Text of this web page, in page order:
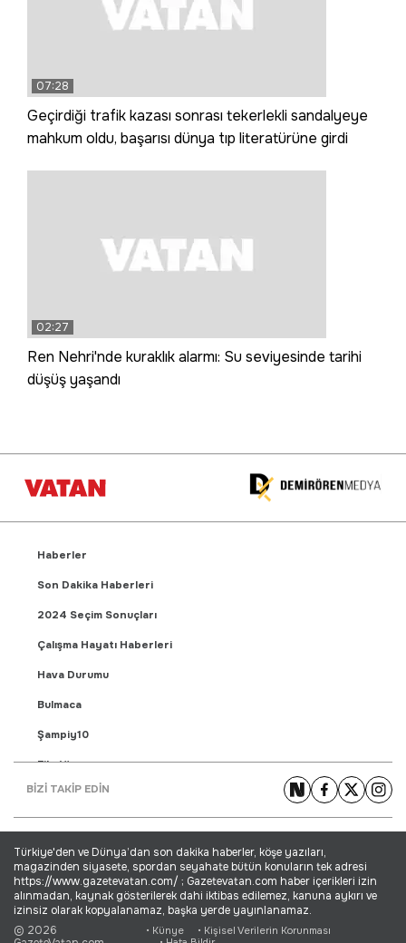
07:28
Geçirdiği trafik kazası sonrası tekerlekli sandalyeye
mahkum oldu, başarısı dünya tıp literatürüne girdi
02:27
Ren Nehri'nde kuraklık alarmı: Su seviyesinde tarihi
düşüş yaşandı
Haberler
Son Dakika Haberleri
2024 Seçim Sonuçları
Çalışma Hayatı Haberleri
Hava Durumu
Bulmaca
Şampiy10
Fikstür
Puan Durumu
Yaşam Haberleri
Ekonomi Haberleri
Dünya Haberleri
BİZİ TAKİP EDİN
Türkiye'den ve Dünya’dan son dakika haberler, köşe yazıları,
magazinden siyasete, spordan seyahate bütün konuların tek adresi
https://www.gazetevatan.com/ ; Gazetevatan.com haber içerikleri izin
alınmadan, kaynak gösterilerek dahi iktibas edilemez, kanuna aykırı ve
izinsiz olarak kopyalanamaz, başka yerde yayınlanamaz.
© 2026
• Künye
• Kişisel Verilerin Korunması